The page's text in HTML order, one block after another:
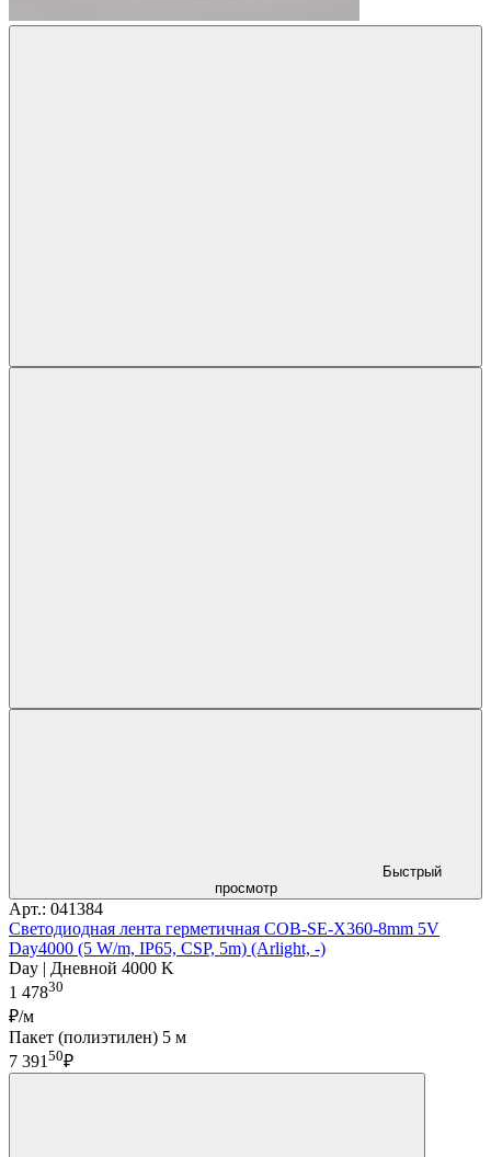
Быстрый
просмотр
Арт.: 041384
Светодиодная лента герметичная COB-SE-X360-8mm 5V
Day4000 (5 W/m, IP65, CSP, 5m) (Arlight, -)
Day | Дневной 4000 K
1 47830
₽/м
Пакет (полиэтилен) 5 м
7 391 50₽